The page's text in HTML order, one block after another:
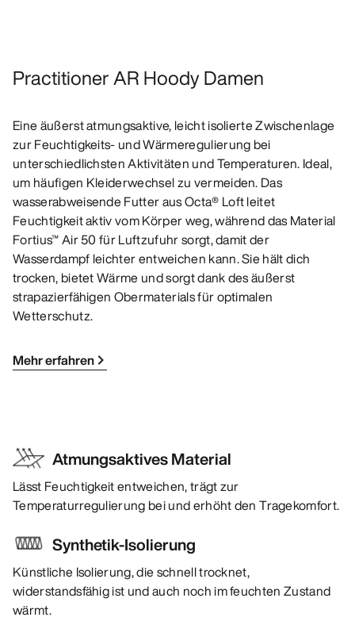
Practitioner AR Hoody Damen
Eine äußerst atmungsaktive, leicht isolierte Zwischenlage
zur Feuchtigkeits- und Wärmeregulierung bei
unterschiedlichsten Aktivitäten und Temperaturen. Ideal,
um häufigen Kleiderwechsel zu vermeiden. Das
wasserabweisende Futter aus Octa® Loft leitet
Feuchtigkeit aktiv vom Körper weg, während das Material
Fortius™ Air 50 für Luftzufuhr sorgt, damit der
Wasserdampf leichter entweichen kann. Sie hält dich
trocken, bietet Wärme und sorgt dank des äußerst
strapazierfähigen Obermaterials für optimalen
Wetterschutz.
Mehr erfahren
Atmungsaktives Material
Lässt Feuchtigkeit entweichen, trägt zur
Temperaturregulierung bei und erhöht den Tragekomfort.
Synthetik-Isolierung
Künstliche Isolierung, die schnell trocknet,
widerstandsfähig ist und auch noch im feuchten Zustand
wärmt.